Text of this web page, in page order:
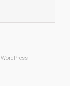
WordPress